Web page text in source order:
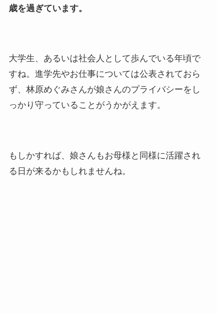
歳を過ぎています。
大学生、あるいは社会人として歩んでいる年頃で
すね。進学先やお仕事については公表されておら
ず、林原めぐみさんが娘さんのプライバシーをし
っかり守っていることがうかがえます。
もしかすれば、娘さんもお母様と同様に活躍され
る日が来るかもしれませんね。